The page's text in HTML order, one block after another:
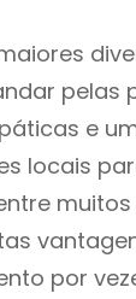
e
locais
por